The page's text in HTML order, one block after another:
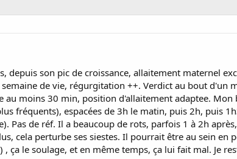
depuis son pic de croissance, allaitement maternel
de vie, régurgitation ++. Verdict au bout d'un
moins 30 min, position d'allaitement adaptee. Mon
fréquents), espacées de 3h le matin, puis 2h, puis
Pas de réf. Il a beaucoup de rots, parfois 1 à 2h
cela perturbe ses siestes. Il pourrait être au sein en
le soulage, et en même temps, ça lui fait mal. Je